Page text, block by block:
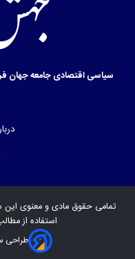
سیاسیاقتصادیجامعهجهان
تمامی حقوق مادی و معنوی
استفاده از
طراحی